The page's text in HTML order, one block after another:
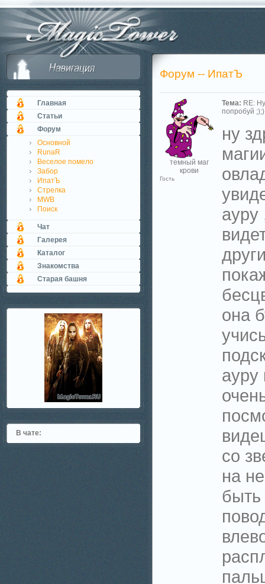
Главная
Статьи
Форум
Основной
RunaR
Веселое помело
Забор
ИпатЪ
Стрелка
MWB
Поиск
Чат
Галерея
Каталог
Знакомства
Старая башня
В чате:
Форум -- ИпатЪ
темный маг
крови
Гость
Тема: RE: Ну
попробуй
ну
ауру
она
ауру
со
на